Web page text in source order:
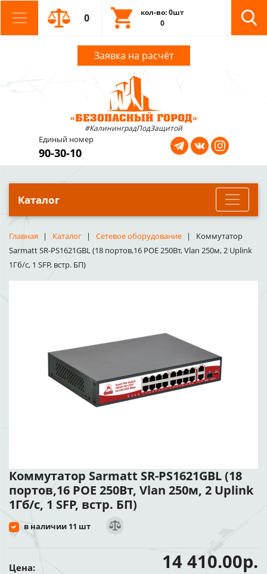
0
кол-во: 0шт
0
Заявка на расчёт
#КалининградПодЗащитой
Единый номер
90-30-10
Каталог
Главная Каталог Сетевое оборудование
Коммутатор
Sarmatt SR-PS1621GBL (18 портов,16 POE 250Вт, Vlan 250м, 2 Uplink
1Гб/с, 1 SFP, встр. БП)
Коммутатор Sarmatt SR-PS1621GBL (18
портов,16 POE 250Вт, Vlan 250м, 2 Uplink
1Гб/с, 1 SFP, встр. БП)
в наличии 11 шт
Цена: 14 410.00р.